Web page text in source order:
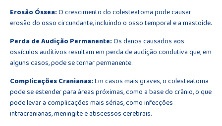
Erosão Óssea:O crescimento do colesteatoma pode causar
erosão do osso circundante, incluindo o osso temporal e a mastoide.
Perda de Audição Permanente:Os danos causados aos
ossículos auditivos resultam em perda de audição condutiva que, em
alguns casos, pode se tornar permanente.
Complicações Cranianas:Em casos mais graves, o colesteatoma
pode se estender para áreas próximas, como a base do crânio, o que
pode levar a complicações mais sérias, como infecções
intracranianas, meningite e abscessos cerebrais.